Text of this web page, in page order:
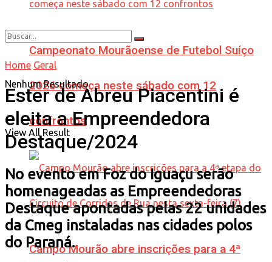
Campeonato Mourãoense de Futebol Suíço
2026 começa neste sábado com 12
confrontos
Campo Mourão abre inscrições para a 4ª
Nenhum Resultado
View All Result
Home Geral
Ester de Abreu Piacentini é
eleita a Empreendedora
Destaque/2024
No evento em Foz do Iguaçu serão
homenageadas as Empreendedoras
Destaque apontadas pelas 22 unidades
da Cmeg instaladas nas cidades polos
do Paraná.